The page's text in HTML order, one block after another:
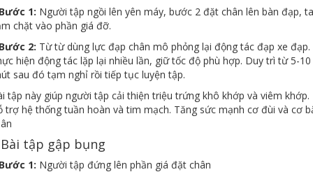
1: Người tập ngồi lên yên máy, bước 2 đặt chân lên bàn đạp,
chặt vào phần giá đỡ.
2: Từ từ dùng lực đạp chân mô phỏng lại động tác đạp xe đạp.
hiện động tác lặp lại nhiều lần, giữ tốc độ phù hợp. Duy trì từ 5-10
sau đó tạm nghỉ rồi tiếp tục luyện tập.
tập này giúp người tập cải thiện triệu trứng khô khớp và viêm khớp.
trợ hệ thống tuần hoàn và tim mạch. Tăng sức mạnh cơ đùi và cơ
tập gập bụng
1: Người tập đứng lên phần giá đặt chân